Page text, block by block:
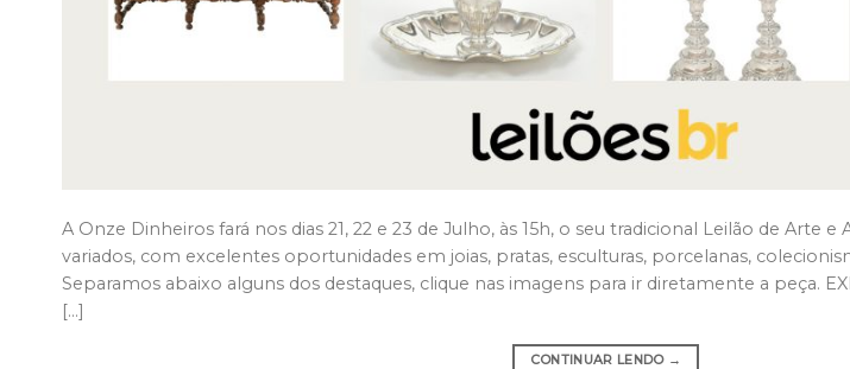
A Onze Dinheiros fará nos dias 21, 22 e 23 de Julho, às 15h, o seu tradicional Leilão de Arte e
variados, com excelentes oportunidades em joias, pratas, esculturas, porcelanas,
Separamos abaixo alguns dos destaques, clique nas imagens para ir diretamente a peça.
[…]
CONTINUAR LENDO →